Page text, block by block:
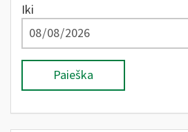
Iki
Paieška